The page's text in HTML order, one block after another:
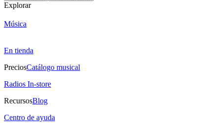
Explorar
Música
En tienda
PreciosCatálogo musical
Radios In-store
RecursosBlog
Centro de ayuda